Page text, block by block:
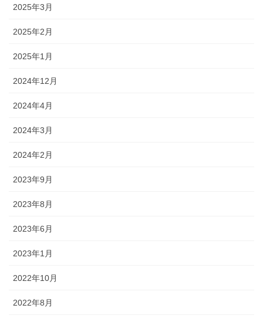
2025年3月
2025年2月
2025年1月
2024年12月
2024年4月
2024年3月
2024年2月
2023年9月
2023年8月
2023年6月
2023年1月
2022年10月
2022年8月